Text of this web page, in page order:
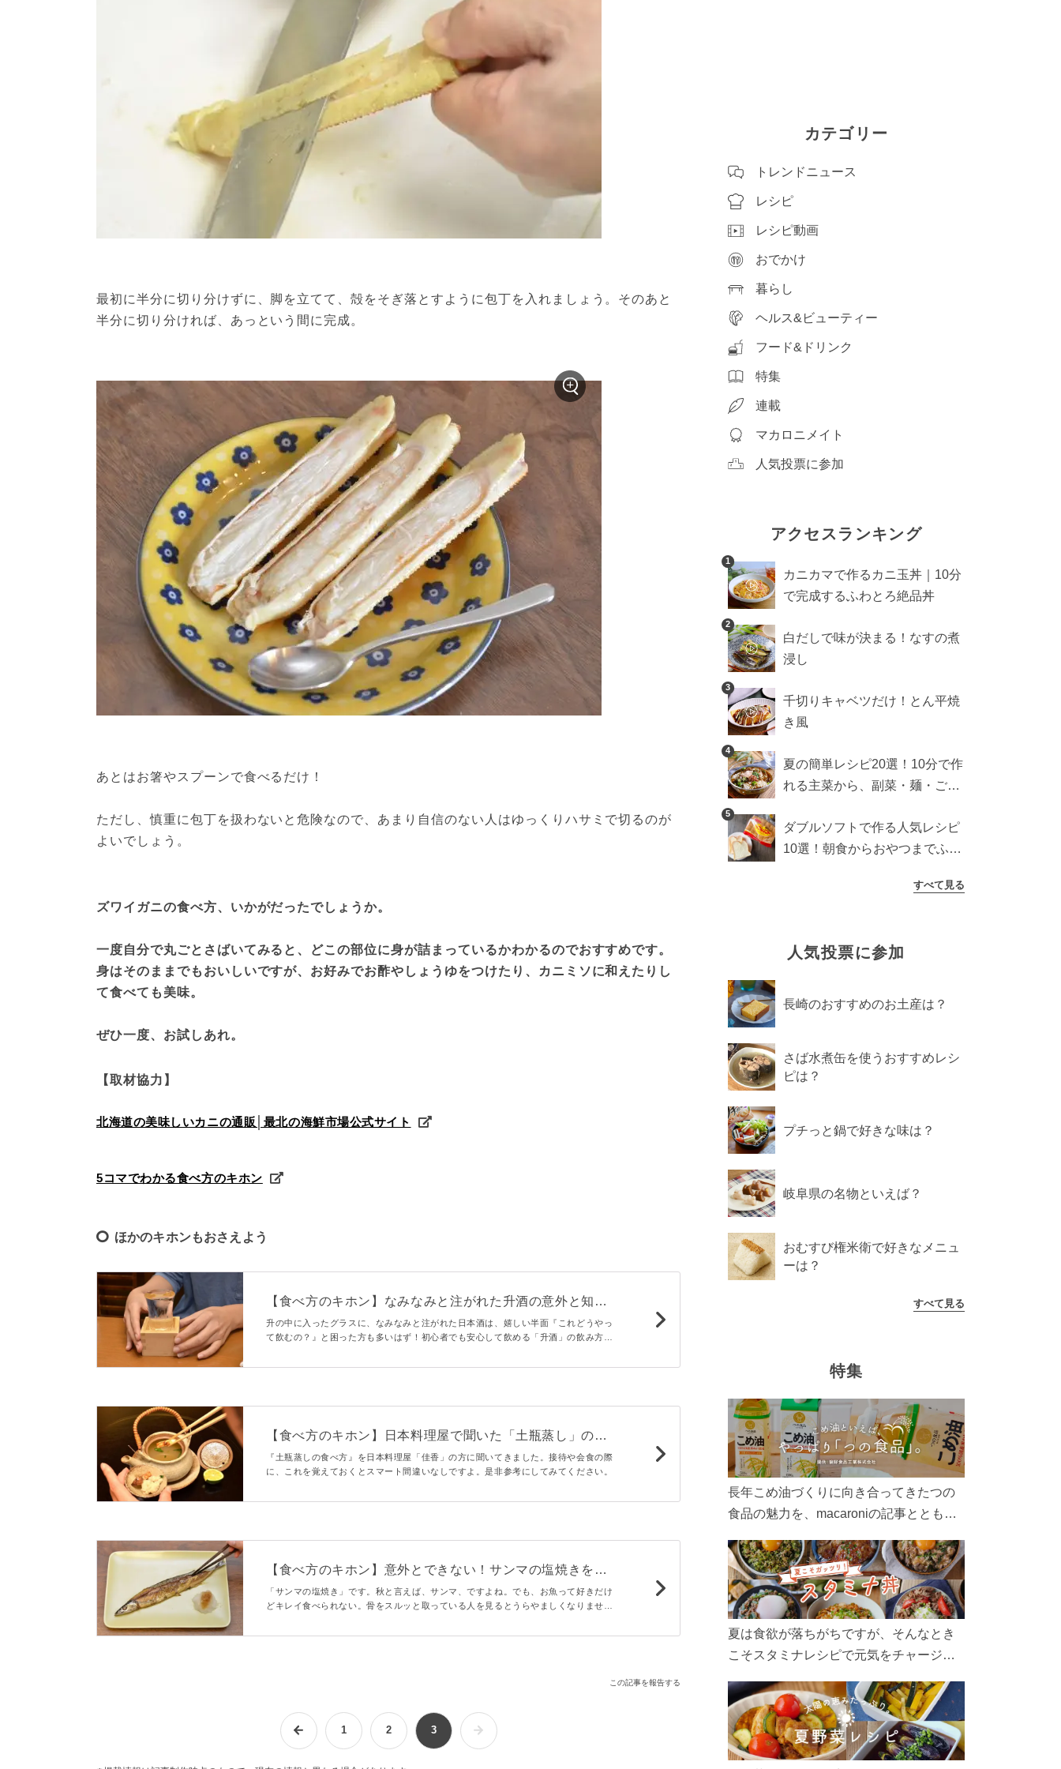
最初に半分に切り分けずに、脚を立てて、殻をそぎ落とすように包丁を入れましょう。そのあと
半分に切り分ければ、あっという間に完成。
あとはお箸やスプーンで食べるだけ！
ただし、慎重に包丁を扱わないと危険なので、あまり自信のない人はゆっくりハサミで切るのが
よいでしょう。
ズワイガニの食べ方、いかがだったでしょうか。
一度自分で丸ごとさばいてみると、どこの部位に身が詰まっているかわかるのでおすすめです。
身はそのままでもおいしいですが、お好みでお酢やしょうゆをつけたり、カニミソに和えたりし
て食べても美味。
ぜひ一度、お試しあれ。
【取材協力】
北海道の美味しいカニの通販│最北の海鮮市場公式サイト
5コマでわかる食べ方のキホン
ほかのキホンもおさえよう
【食べ方のキホン】なみなみと注がれた升酒の意外と知ら
ない正しい飲み方
升の中に入ったグラスに、なみなみと注がれた日本酒は、嬉しい半面『これどうやっ
て飲むの？』と困った方も多いはず！初心者でも安心して飲める「升酒」の飲み方を
【食べ方のキホン】日本料理屋で聞いた「土瓶蒸し」の正
しい食べ方
『土瓶蒸しの食べ方』を日本料理屋「佳香」の方に聞いてきました。接待や会食の際
に、これを覚えておくとスマート間違いなしですよ。是非参考にしてみてください。
【食べ方のキホン】意外とできない！サンマの塩焼きをス
マートに食べる方法
「サンマの塩焼き」です。秋と言えば、サンマ、ですよね。でも、お魚って好きだけ
どキレイ食べられない。骨をスルッと取っている人を見るとうらやましくなりません
この記事を報告する
1 2 3
カテゴリー
トレンドニュース
レシピ
レシピ動画
おでかけ
暮らし
ヘルス&ビューティー
フード&ドリンク
特集
連載
マカロニメイト
人気投票に参加
アクセスランキング
1
カニカマで作るカニ玉丼｜10分
で完成するふわとろ絶品丼
2
白だしで味が決まる！なすの煮
浸し
3
千切りキャベツだけ！とん平焼
き風
4
夏の簡単レシピ20選！10分で作
れる主菜から、副菜・麺・ごは
5
ダブルソフトで作る人気レシピ
10選！朝食からおやつまでふん
すべて見る
人気投票に参加
長崎のおすすめのお土産は？
さば水煮缶を使うおすすめレシ
ピは？
プチっと鍋で好きな味は？
岐阜県の名物といえば？
おむすび権米衛で好きなメニュ
ーは？
すべて見る
特集
長年こめ油づくりに向き合ってきたつの
食品の魅力を、macaroniの記事とともに
ん、製造現場や品質へのこだわりまで。
こめ油をもっと好きになるコンテンツを
ぜひお楽しみください。
夏は食欲が落ちがちですが、そんなとき
こそスタミナレシピで元気をチャージ！
リ食べて、夏バテを吹き飛ばしましょ
う！